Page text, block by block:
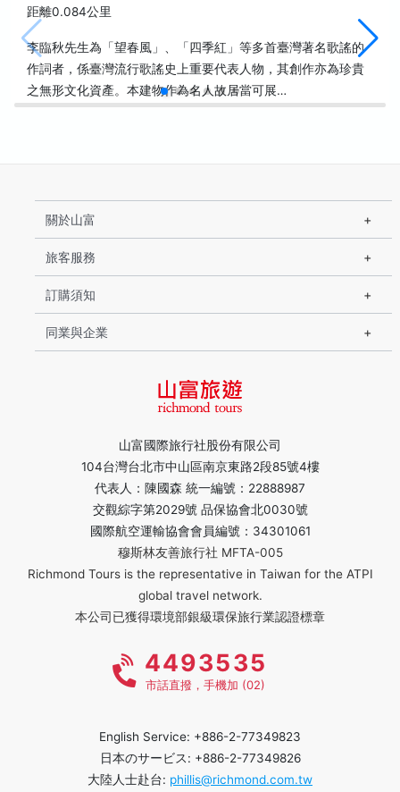
距離0.084公里
李臨秋先生為「望春風」、「四季紅」等多首臺灣著名歌謠的
作詞者，係臺灣流行歌謠史上重要代表人物，其創作亦為珍貴
之無形文化資產。本建物作為名人故居當可展…
山富國際旅行社股份有限公司
104台灣台北市中山區南京東路2段85號4樓
代表人：陳國森 統一編號：22888987
交觀綜字第2029號 品保協會北0030號
國際航空運輸協會會員編號：34301061
穆斯林友善旅行社 MFTA-005
Richmond Tours is the representative in Taiwan for the ATPI
global travel network.
本公司已獲得環境部銀級環保旅行業認證標章
關於山富
旅客服務
訂購須知
同業與企業
4493535
市話直撥，手機加 (02)
English Service: +886-2-77349823
日本のサービス: +886-2-77349826
大陸人士赴台: phillis@richmond.com.tw